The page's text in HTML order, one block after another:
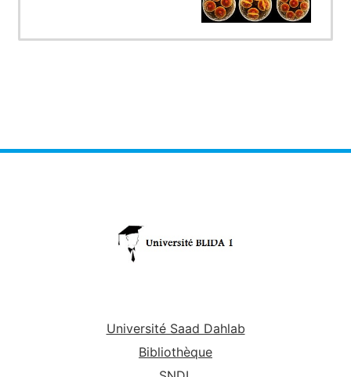
Université Saad Dahlab
Bibliothèque